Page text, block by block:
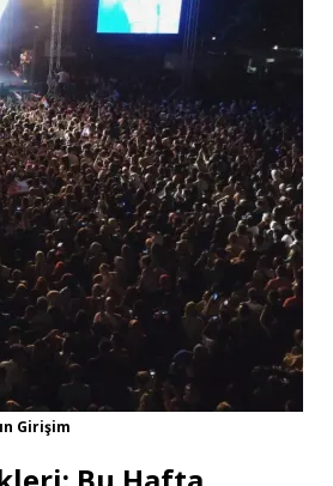
Girişim